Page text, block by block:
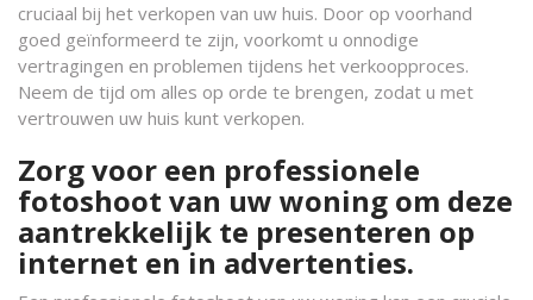
cruciaal bij het verkopen van uw huis. Door op voorhand
goed geïnformeerd te zijn, voorkomt u onnodige
vertragingen en problemen tijdens het verkoopproces.
Neem de tijd om alles op orde te brengen, zodat u met
vertrouwen uw huis kunt verkopen.
Zorg voor een professionele
fotoshoot van uw woning om deze
aantrekkelijk te presenteren op
internet en in advertenties.